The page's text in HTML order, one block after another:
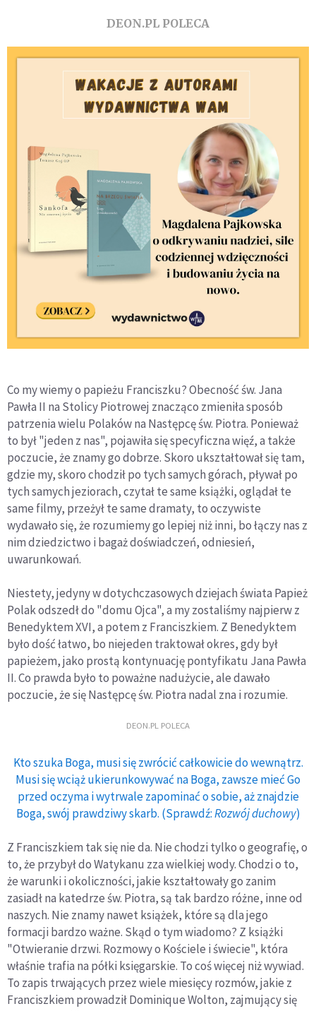
DEON.PL POLECA
Co my wiemy o papieżu Franciszku? Obecność św. Jana
Pawła II na Stolicy Piotrowej znacząco zmieniła sposób
patrzenia wielu Polaków na Następcę św. Piotra. Ponieważ
to był "jeden z nas", pojawiła się specyficzna więź, a także
poczucie, że znamy go dobrze. Skoro ukształtował się tam,
gdzie my, skoro chodził po tych samych górach, pływał po
tych samych jeziorach, czytał te same książki, oglądał te
same filmy, przeżył te same dramaty, to oczywiste
wydawało się, że rozumiemy go lepiej niż inni, bo łączy nas z
nim dziedzictwo i bagaż doświadczeń, odniesień,
uwarunkowań.
Niestety, jedyny w dotychczasowych dziejach świata Papież
Polak odszedł do "domu Ojca", a my zostaliśmy najpierw z
Benedyktem XVI, a potem z Franciszkiem. Z Benedyktem
było dość łatwo, bo niejeden traktował okres, gdy był
papieżem, jako prostą kontynuację pontyfikatu Jana Pawła
II. Co prawda było to poważne nadużycie, ale dawało
poczucie, że się Następcę św. Piotra nadal zna i rozumie.
DEON.PL POLECA
Kto szuka Boga, musi się zwrócić całkowicie do wewnątrz.
Musi się wciąż ukierunkowywać na Boga, zawsze mieć Go
przed oczyma i wytrwale zapominać o sobie, aż znajdzie
Boga, swój prawdziwy skarb. (Sprawdź:Rozwój duchowy)
Z Franciszkiem tak się nie da. Nie chodzi tylko o geografię, o
to, że przybył do Watykanu zza wielkiej wody. Chodzi o to,
że warunki i okoliczności, jakie kształtowały go zanim
zasiadł na katedrze św. Piotra, są tak bardzo różne, inne od
naszych. Nie znamy nawet książek, które są dla jego
formacji bardzo ważne. Skąd o tym wiadomo? Z książki
"Otwieranie drzwi. Rozmowy o Kościele i świecie", która
właśnie trafia na półki księgarskie. To coś więcej niż wywiad.
To zapis trwających przez wiele miesięcy rozmów, jakie z
Franciszkiem prowadził Dominique Wolton, zajmujący się